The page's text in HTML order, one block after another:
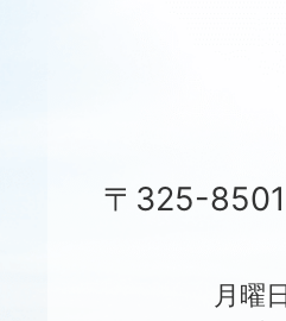
〒325-
月曜